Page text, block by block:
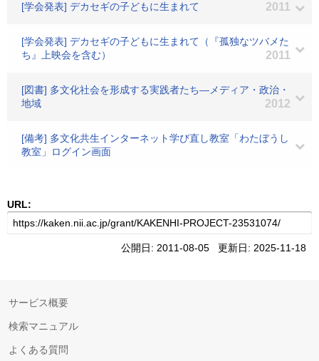
[学会発表] デカセギの子どもに生まれて 2011
[学会発表] デカセギの子どもに生まれて（『孤独なツバメた
ち』上映会を含む）
2011
[図書] 多文化社会を形成する実践者たち―メディア・政治・
地域
2012
[備考] 多文化共生インターネット学び直し教室「わたぼうし
教室」ログイン画面
URL:
公開日: 2011-08-05 更新日: 2025-11-18
サービス概要
検索マニュアル
よくある質問